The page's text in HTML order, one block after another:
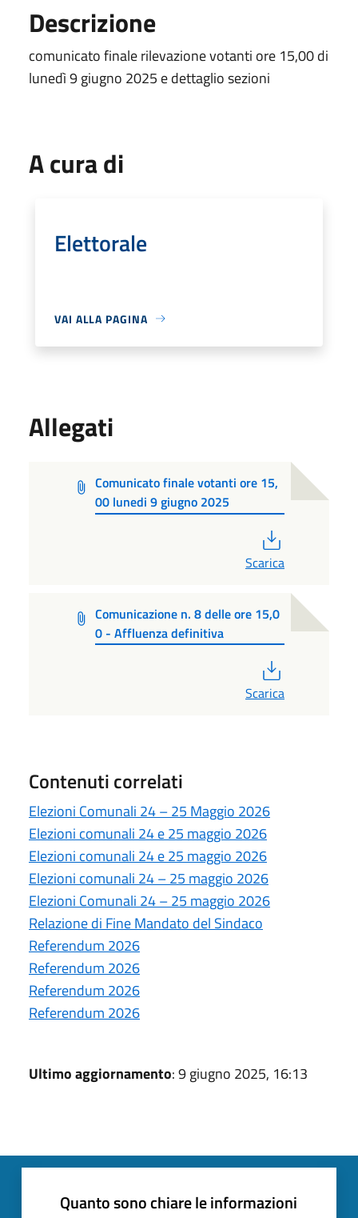
Descrizione
comunicato finale rilevazione votanti ore 15,00 di
lunedì 9 giugno 2025 e dettaglio sezioni
A cura di
Elettorale
VAI ALLA PAGINA
Allegati
Comunicato finale votanti ore 15,
00 lunedi 9 giugno 2025
Scarica
Comunicazione n. 8 delle ore 15,0
0 - Affluenza definitiva
Scarica
Contenuti correlati
Elezioni Comunali 24 – 25 Maggio 2026
Elezioni comunali 24 e 25 maggio 2026
Elezioni comunali 24 e 25 maggio 2026
Elezioni comunali 24 – 25 maggio 2026
Elezioni Comunali 24 – 25 maggio 2026
Relazione di Fine Mandato del Sindaco
Referendum 2026
Referendum 2026
Referendum 2026
Referendum 2026
Ultimo aggiornamento: 9 giugno 2025, 16:13
Quanto sono chiare le informazioni